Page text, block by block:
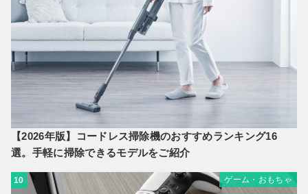
【2026年版】コードレス掃除機のおすすめランキング16
選。手軽に掃除できるモデルをご紹介
10 ゲーム・おもちゃ